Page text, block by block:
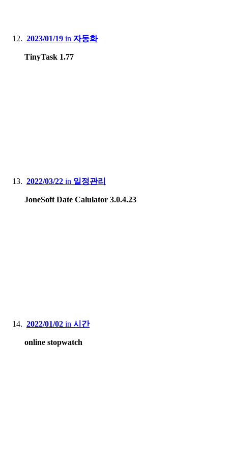
2023/01/19 in 자동화
TinyTask 1.77
2022/03/22 in 일정관리
JoneSoft Date Calulator 3.0.4.23
2022/01/02 in 시간
online stopwatch